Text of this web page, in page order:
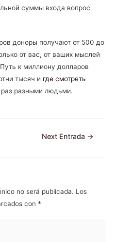
суммы входа вопрос
доноры получают от 500 до
от вас, от ваших мыслей
к миллиону долларов
тысяч и где смотреть
разными людьми.
Next Entrada →
no será publicada. Los
con *